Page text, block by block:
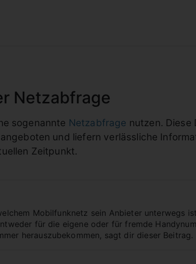
Netzabfrage
sogenannte Netzabfrage nutzen. Diese
und liefern verlässliche
Zeitpunkt.
Mobilfunknetz sein Anbieter unterwegs
für die eigene oder für fremde
herauszubekommen, sagt dir dieser Beitrag.